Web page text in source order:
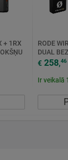
+ 1RX
RODE
DUAL
€ 258,46
Ir veikalā